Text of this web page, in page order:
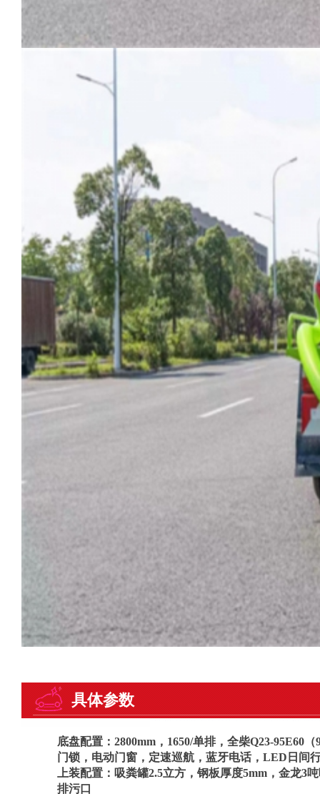
具体参数
底盘配置： 2800mm，1650/单排，全柴Q23-95E60
门锁，电动门窗，定速巡航，蓝牙电话，LED日间
上装配置： 吸粪罐2.5立方，钢板厚度5mm， 金龙3
排污口